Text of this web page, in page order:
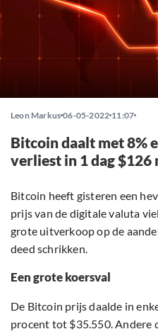
Leon Markus 06-05-2022 11:07
Bitcoin daalt met 8%
verliest in 1 dag $126
Bitcoin heeft gisteren een
prijs van de digitale valuta
grote uitverkoop op de
deed schrikken.
Een grote koersval
De Bitcoin prijs daalde in
procent tot $35.550. Andere